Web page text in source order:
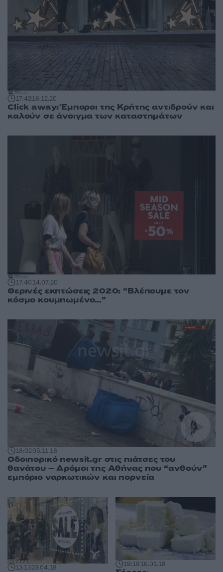
17:4216.12.20
Click away: Έμποροι της Κρήτης αντιδρούν και
καλούν σε άνοιγμα των καταστημάτων
17:4014.07.20
Θερινές εκπτώσεις 2020: “Βλέπουμε τον
κόσμο κουμπωμένο…”
18:0205.11.18
Οδοιπορικό newsit.gr στις πιάτσες του
θανάτου – Δρόμοι της Αθήνας που “ανθούν”
εμπόριο ναρκωτικών και πορνεία
13:1323.04.18 19:1916.01.18